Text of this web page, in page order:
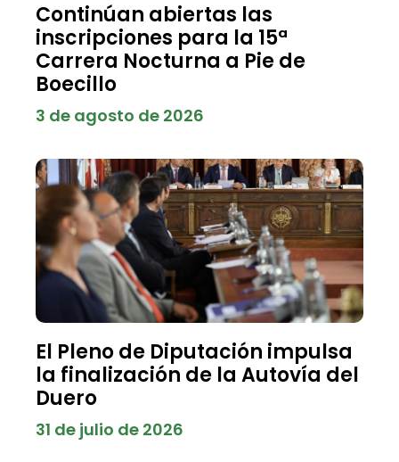
Continúan abiertas las
inscripciones para la 15ª
Carrera Nocturna a Pie de
Boecillo
3 de agosto de 2026
El Pleno de Diputación impulsa
la finalización de la Autovía del
Duero
31 de julio de 2026